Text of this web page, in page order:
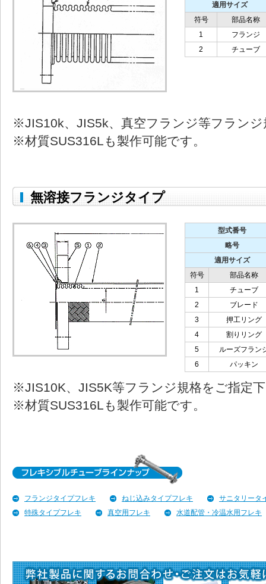
適用サイズ
符号
部品名称
1
フランジ
2
チューブ
※JIS10k、JIS5k、真空フランジ等フラン
※材質SUS316Lも製作可能です。
無溶接フランジタイプ
型式番号
略号
適用サイズ
符号
部品名称
1
チューブ
2
ブレード
3
押工リング
4
割りリング
5
ルーズフラン
6
パッキン
※JIS10K、JIS5K等フランジ規格をご指定
※材質SUS316Lも製作可能です。
フランジタイプフレキ ねじ込みタイプフレキ
サニタリータ
特殊タイプフレキ
真空用フレキ 水道配管・冷温水用フレキ